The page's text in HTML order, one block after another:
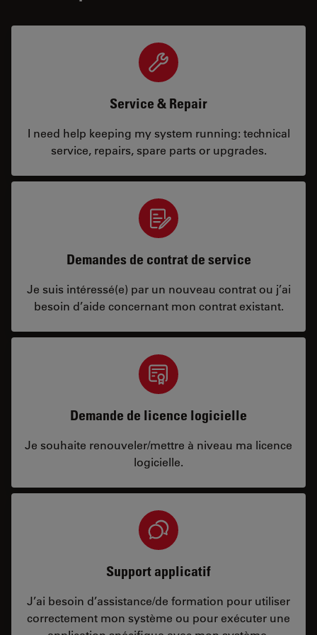
Service & Repair
I need help keeping my system running: technical
service, repairs, spare parts or upgrades.
Demandes de contrat de service
Je suis intéressé(e) par un nouveau contrat ou j’ai
besoin d’aide concernant mon contrat existant.
Demande de licence logicielle
Je souhaite renouveler/mettre à niveau ma licence
logicielle.
Support applicatif
J’ai besoin d’assistance/de formation pour utiliser
correctement mon système ou pour exécuter une